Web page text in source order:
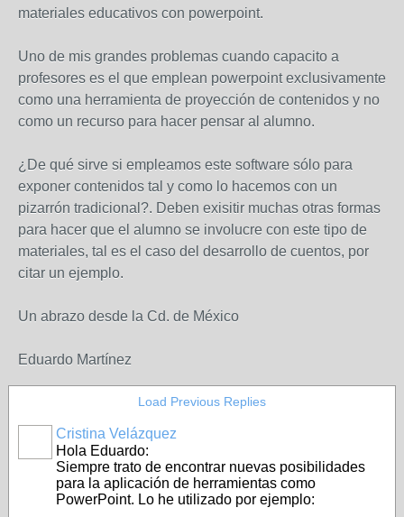
materiales educativos con powerpoint.
Uno de mis grandes problemas cuando capacito a
profesores es el que emplean powerpoint exclusivamente
como una herramienta de proyección de contenidos y no
como un recurso para hacer pensar al alumno.
¿De qué sirve si empleamos este software sólo para
exponer contenidos tal y como lo hacemos con un
pizarrón tradicional?. Deben exisitir muchas otras formas
para hacer que el alumno se involucre con este tipo de
materiales, tal es el caso del desarrollo de cuentos, por
citar un ejemplo.
Un abrazo desde la Cd. de México
Eduardo Martínez
Load Previous Replies
Cristina Velázquez
Hola Eduardo:
Siempre trato de encontrar nuevas posibilidades
para la aplicación de herramientas como
PowerPoint. Lo he utilizado por ejemplo: